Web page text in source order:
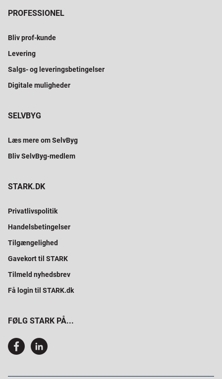
PROFESSIONEL
Bliv prof-kunde
Levering
Salgs- og leveringsbetingelser
Digitale muligheder
SELVBYG
Læs mere om SelvByg
Bliv SelvByg-medlem
STARK.DK
Privatlivspolitik
Handelsbetingelser
Tilgængelighed
Gavekort til STARK
Tilmeld nyhedsbrev
Få login til STARK.dk
FØLG STARK PÅ...